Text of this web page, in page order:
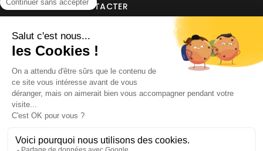
NOUS CONTACTER
INFORMATIONS
NOS PARTENAIRES
HORAIRES D'OUVERTURE